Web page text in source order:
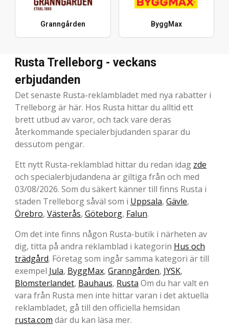
Granngården ByggMax
Rusta Trelleborg - veckans
erbjudanden
Det senaste Rusta-reklambladet med nya rabatter i
Trelleborg är här. Hos Rusta hittar du alltid ett
brett utbud av varor, och tack vare deras
återkommande specialerbjudanden sparar du
dessutom pengar.
Ett nytt Rusta-reklamblad hittar du redan idag zde
och specialerbjudandena är giltiga från och med
03/08/2026. Som du säkert känner till finns Rusta i
staden Trelleborg såväl som i Uppsala, Gävle,
Örebro, Västerås, Göteborg, Falun.
Om det inte finns någon Rusta-butik i närheten av
dig, titta på andra reklamblad i kategorin Hus och
trädgård. Företag som ingår samma kategori är till
exempel Jula, ByggMax, Granngården, JYSK,
Blomsterlandet, Bauhaus, Rusta Om du har valt en
vara från Rusta men inte hittar varan i det aktuella
reklambladet, gå till den officiella hemsidan
rusta.com där du kan läsa mer.